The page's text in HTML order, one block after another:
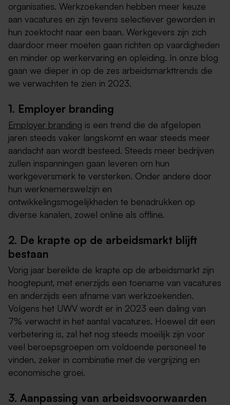
organisaties. Werkzoekenden hebben meer keuze
aan vacatures en zijn tevens selectiever geworden in
hun zoektocht naar een baan. Werkgevers zijn zich
daardoor meer moeten gaan richten op vaardigheden
en minder op werkervaring en opleiding. In onze blog
gaan we dieper in op de zes arbeidsmarkttrends die
we verwachten te zien in 2023.
1. Employer branding
Employer branding is een trend die de afgelopen
jaren steeds vaker langskomt en waar steeds meer
aandacht aan wordt besteed. Steeds meer bedrijven
zullen inspanningen gaan leveren om hun
werkgeversmerk te versterken. Onder andere door
hun werknemerswelzijn en
ontwikkelingsmogelijkheden te benadrukken op
diverse kanalen, zowel online als offline.
2. De krapte op de arbeidsmarkt blijft
bestaan
Vorig jaar bereikte de krapte op de arbeidsmarkt zijn
hoogtepunt, met enerzijds een toename van vacatures
en anderzijds een afname van werkzoekenden.
Volgens het UWV wordt er in 2023 een daling van
7% verwacht in het aantal vacatures. Hoewel dit een
verbetering is, zal het nog steeds moeilijk zijn voor
veel beroepsgroepen om voldoende personeel te
vinden, zeker in combinatie met de vergrijzing en
economische groei.
3. Aanpassing van arbeidsvoorwaarden